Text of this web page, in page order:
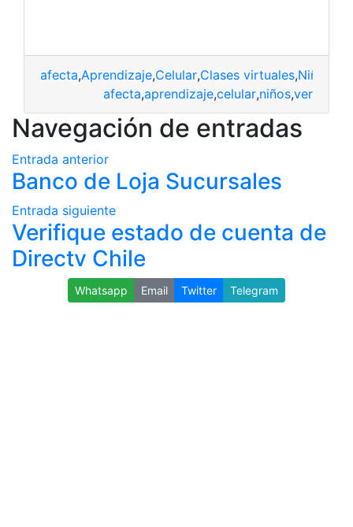
afecta,Aprendizaje,Celular,Clases virtuales,Niños
afecta,aprendizaje,celular,niños,ver
Navegación de entradas
Entrada anterior
Banco de Loja Sucursales
Entrada siguiente
Verifique estado de cuenta de
Directv Chile
Whatsapp Email Twitter Telegram